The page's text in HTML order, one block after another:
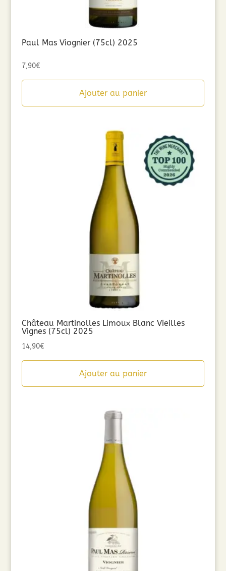
Paul Mas Viognier (75cl) 2025
7,90€
Ajouter au panier
Château Martinolles Limoux Blanc Vieilles
Vignes (75cl) 2025
14,90€
Ajouter au panier